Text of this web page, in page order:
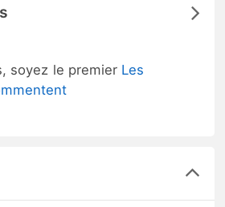
soyez le premier Les